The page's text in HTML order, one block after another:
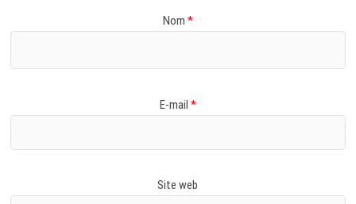
Nom *
E-mail *
Site web